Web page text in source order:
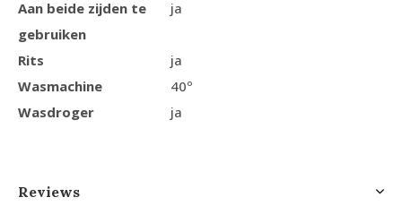
Aan beide zijden te
gebruiken
ja
Rits
ja
Wasmachine
40º
Wasdroger
ja
Reviews